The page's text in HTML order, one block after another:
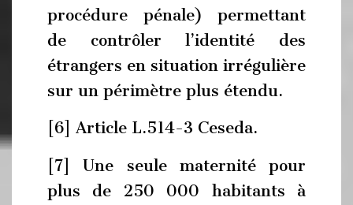
procédure pénale) permettant
de contrôler l’identité des
étrangers en situation irrégulière
sur un périmètre plus étendu.
[6] Article L.514-3 Ceseda.
[7] Une seule maternité pour
plus de 250 000 habitants à